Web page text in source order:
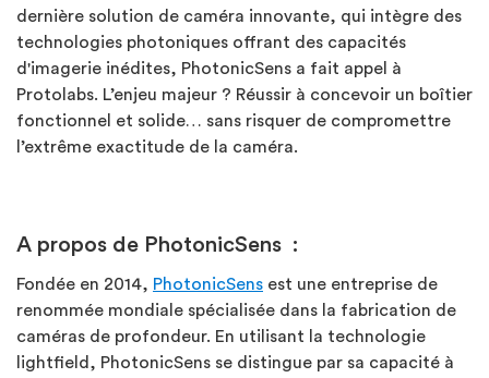
dernière solution de caméra innovante, qui intègre des
technologies photoniques offrant des capacités
d'imagerie inédites, PhotonicSens a fait appel à
Protolabs. L’enjeu majeur ? Réussir à concevoir un boîtier
fonctionnel et solide… sans risquer de compromettre
l’extrême exactitude de la caméra.
A propos de PhotonicSens :
Fondée en 2014, PhotonicSens est une entreprise de
renommée mondiale spécialisée dans la fabrication de
caméras de profondeur. En utilisant la technologie
lightfield, PhotonicSens se distingue par sa capacité à